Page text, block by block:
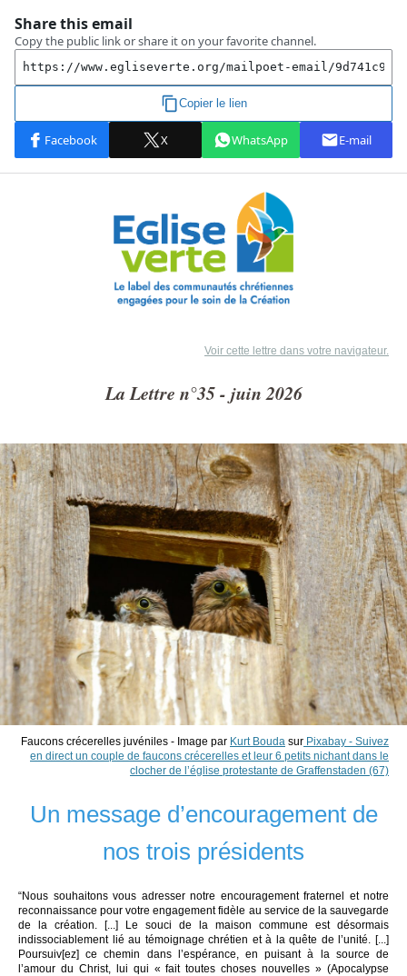
Voir cette lettre dans votre navigateur.
La Lettre n°35 - juin 2026
Faucons crécerelles juvéniles - Image par Kurt Bouda sur Pixabay - Suivez
en direct un couple de faucons crécerelles et leur 6 petits nichant dans le
clocher de l’église protestante de Graffenstaden (67)
Un message d’encouragement de
nos trois présidents
“Nous souhaitons vous adresser notre encouragement fraternel et notre
reconnaissance pour votre engagement fidèle au service de la sauvegarde
de la création. [...] Le souci de la maison commune est désormais
indissociablement lié au témoignage chrétien et à la quête de l’unité. [...]
Poursuiv[ez] ce chemin dans l’espérance, en puisant à la source de
l’amour du Christ, lui qui « fait toutes choses nouvelles » (Apocalypse